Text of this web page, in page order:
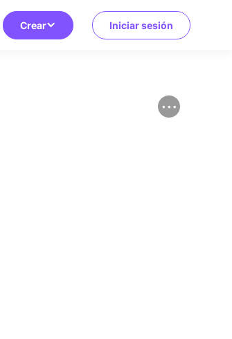
Crear Iniciar sesión